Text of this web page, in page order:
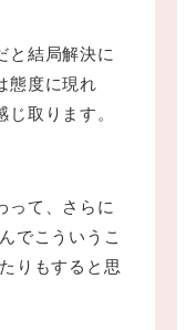
と結局解決に
態度に現れ
取ります。
って、さらに
でこういうこ
りもすると思